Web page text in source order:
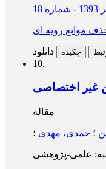
18
موانع رویه ای
دانلود چکیده
10.
غیر اختصاصی
مقاله
؛ حمدی، مهدی ؛